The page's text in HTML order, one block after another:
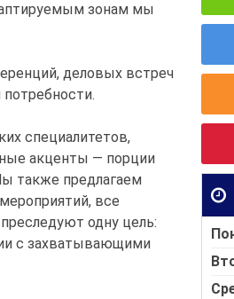
зонам мы
деловых встреч
специалитетов,
акценты — порции
также предлагаем
все
одну цель:
с захватывающими